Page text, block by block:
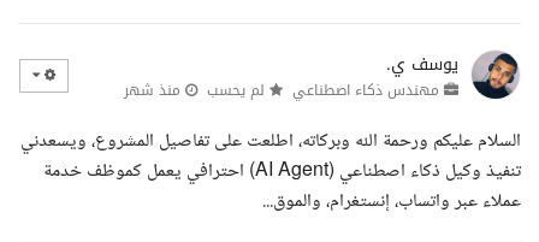
يوسف ي.
مهندس ذكاء اصطناعي لم يحسب منذ شهر
السلام عليكم ورحمة الله وبركاته، اطلعت على تفاصيل المشروع، ويسعدني
تنفيذ وكيل ذكاء اصطناعي (AI Agent) احترافي يعمل كموظف خدمة
عملاء عبر واتساب، إنستغرام، والموق...